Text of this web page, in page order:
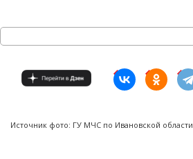
Источник фото: ГУ МЧС по Ивановской области